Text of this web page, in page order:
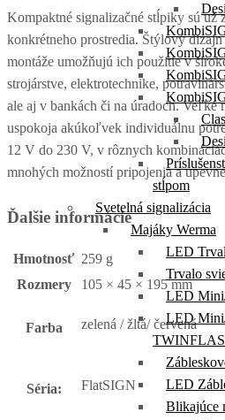
stĺpom
Svetelná signalizácia
Majáky Werma
LED
Trvalo
LED
LED
LED
Blikajúce
Kompaktné signalizačné stĺpiky sú už
konkrétneho prostredia. Štýlový
montáže umožňujú ich použitie v
strojárstve, elektrotechnike,
ale aj v bankách či na úradoch. Veľké
uspokoja akúkoľvek individuálnu
12 V do 230 V, v rôznych
mnohých možností pripojenia a
Ďalšie informácie
Hmotnosť 259 g
Rozmery
105 × 45 × 195 mm
Farba zelená / žltá/ červená
Séria: FlatSIGN